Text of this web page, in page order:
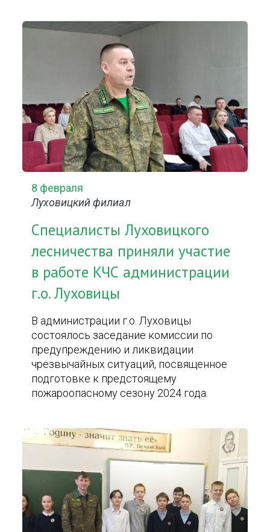
8 февраля
Луховицкий филиал
Специалисты Луховицкого
лесничества приняли участие
в работе КЧС администрации
г.о. Луховицы
В администрации г.о. Луховицы
состоялось заседание комиссии по
предупреждению и ликвидации
чрезвычайных ситуаций, посвященное
подготовке к предстоящему
пожароопасному сезону 2024 года.